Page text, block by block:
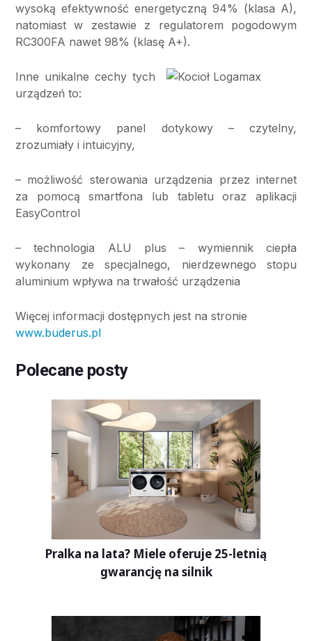
wysoką efektywność energetyczną 94% (klasa A),
natomiast w zestawie z regulatorem pogodowym
RC300FA nawet 98% (klasę A+).
Inne unikalne cechy tych
urządzeń to:
– komfortowy panel dotykowy – czytelny,
zrozumiały i intuicyjny,
– możliwość sterowania urządzenia przez internet
za pomocą smartfona lub tabletu oraz aplikacji
EasyControl
– technologia ALU plus – wymiennik ciepła
wykonany ze specjalnego, nierdzewnego stopu
aluminium wpływa na trwałość urządzenia
Więcej informacji dostępnych jest na stronie
www.buderus.pl
Polecane posty
Pralka na lata? Miele oferuje 25-letnią
gwarancję na silnik